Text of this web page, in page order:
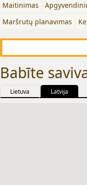
Maitinimas
Maršrutų planavimas
Babīte
Lietuva Latvija